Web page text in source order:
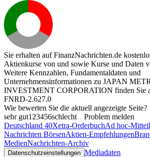
Sie erhalten auf FinanzNachrichten.de
Aktienkurse von und sowie Kurse und Daten
Weitere Kennzahlen, Fundamentaldaten und
Unternehmensinformationen zu JAPAN
INVESTMENT CORPORATION finden Sie
FNRD-2.627.0
Wie bewerten Sie die aktuell angezeigte Seite?
sehr gut1 23456schlecht
Problem melden
Deutschland 40Xetra-OrderbuchAd hoc-
Nachrichten BörsenAktien-Empfehlungen
MedienNachrichten-Archiv
Datenschutzeinstellungen Mediadaten